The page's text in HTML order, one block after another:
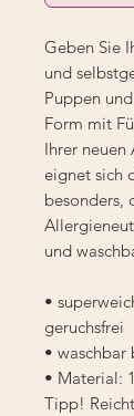
Geben Sie
und
Puppen
Form mit
Ihrer
eignet sich
besonders,
und
•
geruchsfrei
• waschbar
• Material:
Tipp!